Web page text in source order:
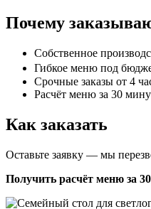
Почему
Собственное
Гибкое меню под
Срочные заказы от 4
Расчёт меню за 30
Как заказать
Оставьте заявку — мы
Получить расчёт меню за